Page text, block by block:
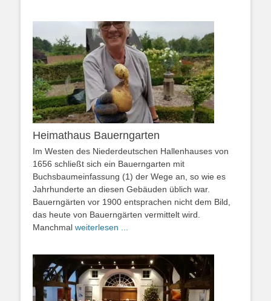
Heimathaus Bauerngarten
Im Westen des Niederdeutschen Hallenhauses von
1656 schließt sich ein Bauerngarten mit
Buchsbaumeinfassung (1) der Wege an, so wie es
Jahrhunderte an diesen Gebäuden üblich war.
Bauerngärten vor 1900 entsprachen nicht dem Bild,
das heute von Bauerngärten vermittelt wird.
Manchmal weiterlesen ...